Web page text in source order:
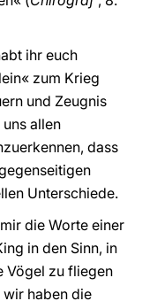
ihr euch
zum Krieg
und Zeugnis
allen
dass
Unterschiede.
die Worte einer
in den Sinn, in
Vögel zu fliegen
wir haben die